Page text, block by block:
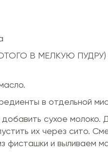
В МЕЛКУЮ ПУДРУ)
в отдельной
сухое молоко.
их через сито.
фисташки и выливаем